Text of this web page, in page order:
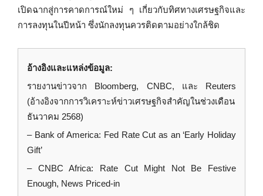
เปิดฉากสู่การคาดการณ์ใหม่ ๆ เกี่ยวกับทิศทางเศรษฐกิจและ
การลงทุนในปีหน้า ซึ่งนักลงทุนควรติดตามอย่างใกล้ชิด
อ้างอิงและแหล่งข้อมูล:
รายงานข่าวจาก Bloomberg, CNBC, และ Reuters
(อ้างอิงจากการวิเคราะห์ข่าวเศรษฐกิจสำคัญในช่วงเดือน
ธันวาคม 2568)
– Bank of America: Fed Rate Cut as an ‘Early Holiday
Gift’
– CNBC Africa: Rate Cut Might Not Be Festive
Enough, News Priced-in